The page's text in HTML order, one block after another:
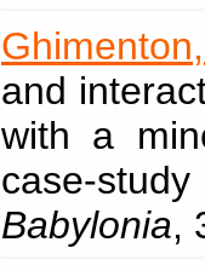
and
with a
case-
Babylonia,